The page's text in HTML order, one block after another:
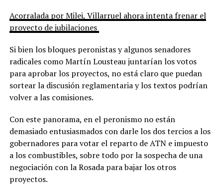
Acorralada por Milei, Villarruel ahora intenta frenar el
proyecto de jubilaciones
Si bien los bloques peronistas y algunos senadores
radicales como Martín Lousteau juntarían los votos
para aprobar los proyectos, no está claro que puedan
sortear la discusión reglamentaria y los textos podrían
volver a las comisiones.
Con este panorama, en el peronismo no están
demasiado entusiasmados con darle los dos tercios a los
gobernadores para votar el reparto de ATN e impuesto
a los combustibles, sobre todo por la sospecha de una
negociación con la Rosada para bajar los otros
proyectos.